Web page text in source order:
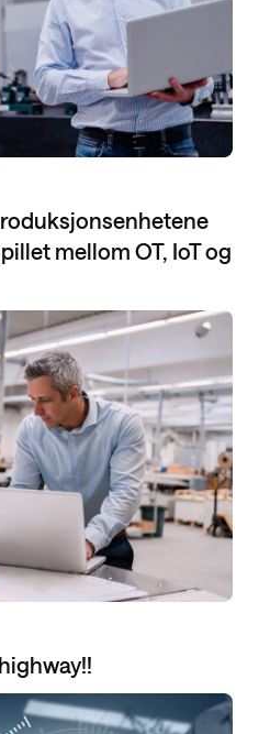
mellom OT, IoT og